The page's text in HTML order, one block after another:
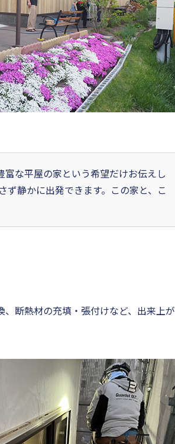
な平屋の家という希望だけお伝えし
ず静かに出発できます。この家と、こ
断熱材の充填・張付けなど、出来上が